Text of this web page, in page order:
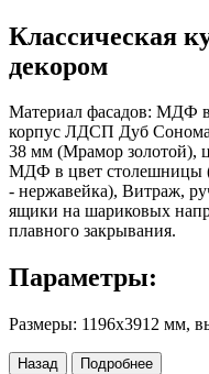
Классическая
декором
Материал фасадов: МДФ
корпус ЛДСП Дуб
38 мм (Мрамор золотой),
МДФ в цвет столешницы
- нержавейка), Витраж,
ящики на шариковых
плавного закрывания.
Параметры:
Размеры: 1196х3912 мм,
Назад Подробнее